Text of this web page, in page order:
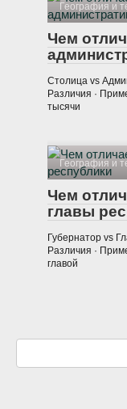
География и
Чем
Столица vs
Различия ·
тысячи
География и
Чем
главы
Губернатор vs
Различия ·
главой